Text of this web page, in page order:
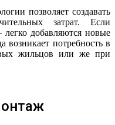
позволяет создавать
затрат. Если
добавляются новые
возникает потребность в
жильцов или же при